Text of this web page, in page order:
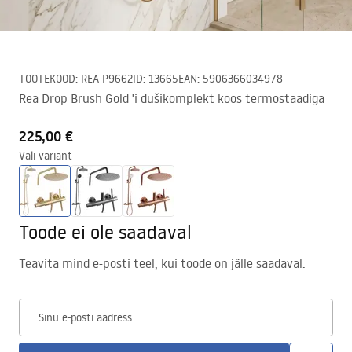
TOOTEKOOD: REA-P9662ID: 13665EAN: 5906366034978
Rea Drop Brush Gold 'i dušikomplekt koos termostaadiga
225,00 €
Vali variant
Toode ei ole saadaval
Teavita mind e-posti teel, kui toode on jälle saadaval.
Sinu e-posti aadress